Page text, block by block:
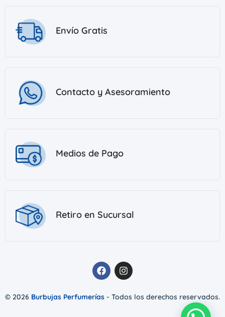
Envío Gratis
Contacto y Asesoramiento
Medios de Pago
Retiro en Sucursal
© 2026 Burbujas Perfumerías - Todos los derechos reservados.